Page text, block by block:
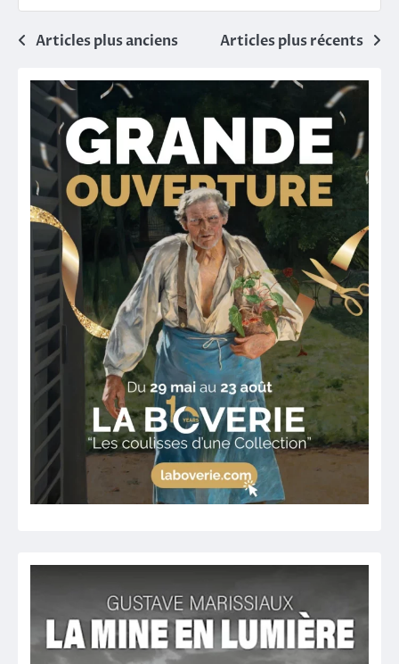
Navigation
des
articles
Articles plus anciens Articles plus récents